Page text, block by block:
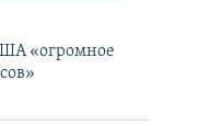
«огромное